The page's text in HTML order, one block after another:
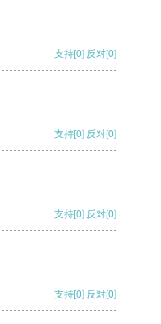
支持[0] 反对[0]
支持[0] 反对[0]
支持[0] 反对[0]
支持[0] 反对[0]